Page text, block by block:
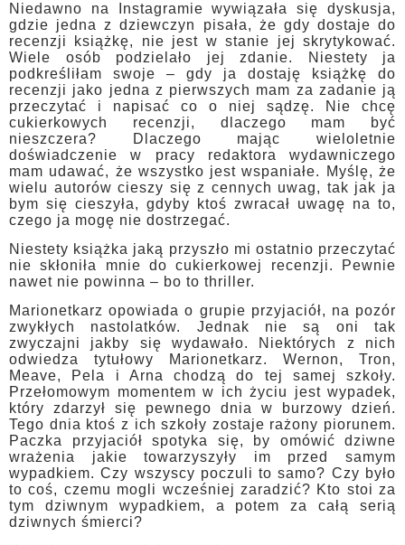
Niedawno na Instagramie wywiązała się dyskusja,
gdzie jedna z dziewczyn pisała, że gdy dostaje do
recenzji książkę, nie jest w stanie jej skrytykować.
Wiele osób podzielało jej zdanie. Niestety ja
podkreśliłam swoje – gdy ja dostaję książkę do
recenzji jako jedna z pierwszych mam za zadanie ją
przeczytać i napisać co o niej sądzę. Nie chcę
cukierkowych recenzji, dlaczego mam być
nieszczera? Dlaczego mając wieloletnie
doświadczenie w pracy redaktora wydawniczego
mam udawać, że wszystko jest wspaniałe. Myślę, że
wielu autorów cieszy się z cennych uwag, tak jak ja
bym się cieszyła, gdyby ktoś zwracał uwagę na to,
czego ja mogę nie dostrzegać.
Niestety książka jaką przyszło mi ostatnio przeczytać
nie skłoniła mnie do cukierkowej recenzji. Pewnie
nawet nie powinna – bo to thriller.
Marionetkarz opowiada o grupie przyjaciół, na pozór
zwykłych nastolatków. Jednak nie są oni tak
zwyczajni jakby się wydawało. Niektórych z nich
odwiedza tytułowy Marionetkarz. Wernon, Tron,
Meave, Pela i Arna chodzą do tej samej szkoły.
Przełomowym momentem w ich życiu jest wypadek,
który zdarzył się pewnego dnia w burzowy dzień.
Tego dnia ktoś z ich szkoły zostaje rażony piorunem.
Paczka przyjaciół spotyka się, by omówić dziwne
wrażenia jakie towarzyszyły im przed samym
wypadkiem. Czy wszyscy poczuli to samo? Czy było
to coś, czemu mogli wcześniej zaradzić? Kto stoi za
tym dziwnym wypadkiem, a potem za całą serią
dziwnych śmierci?